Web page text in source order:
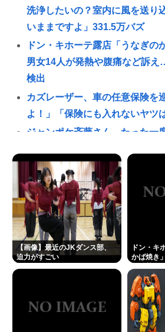
洗浄したいの？室内に風を送り
いままですよ」331.5万バズ
ドン・キホーテ露店「うなぎの
男女14人が発熱や腹痛など訴
検出
カズレーザー、車の任意保険を
よ！」「保険にも入れないヤツ
ジャンポケ斉藤さん、たった一
渡邊渚さん「私がPTSDと診断
まだ『PTSD』という言葉は浸
た」
高速道路の合流路線で速度合わ
トラックwww
【高市連休】今日さえ乗り切れ
共産党信者「募金で共産党を叩
邪魔したいという日本人らしい
パチ●コ中毒者の99%はアニメ
ってる台の原作も知らないとい
【画像】最近のJKダンス部、
迫力がすごい
ドン・キ
かば焼き
ネラ属の